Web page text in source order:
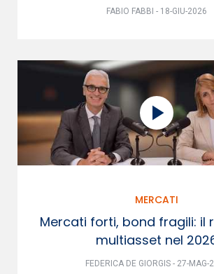
FABIO FABBI - 18-GIU-2026
MERCATI
Mercati forti, bond fragili: il
multiasset nel
FEDERICA DE GIORGIS - 27-MAG-